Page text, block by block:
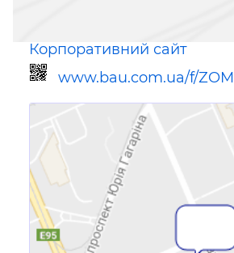
Корпоративний сайт
www.bau.com.ua/f/ZOM
Посилання для мобільних
пристроїв